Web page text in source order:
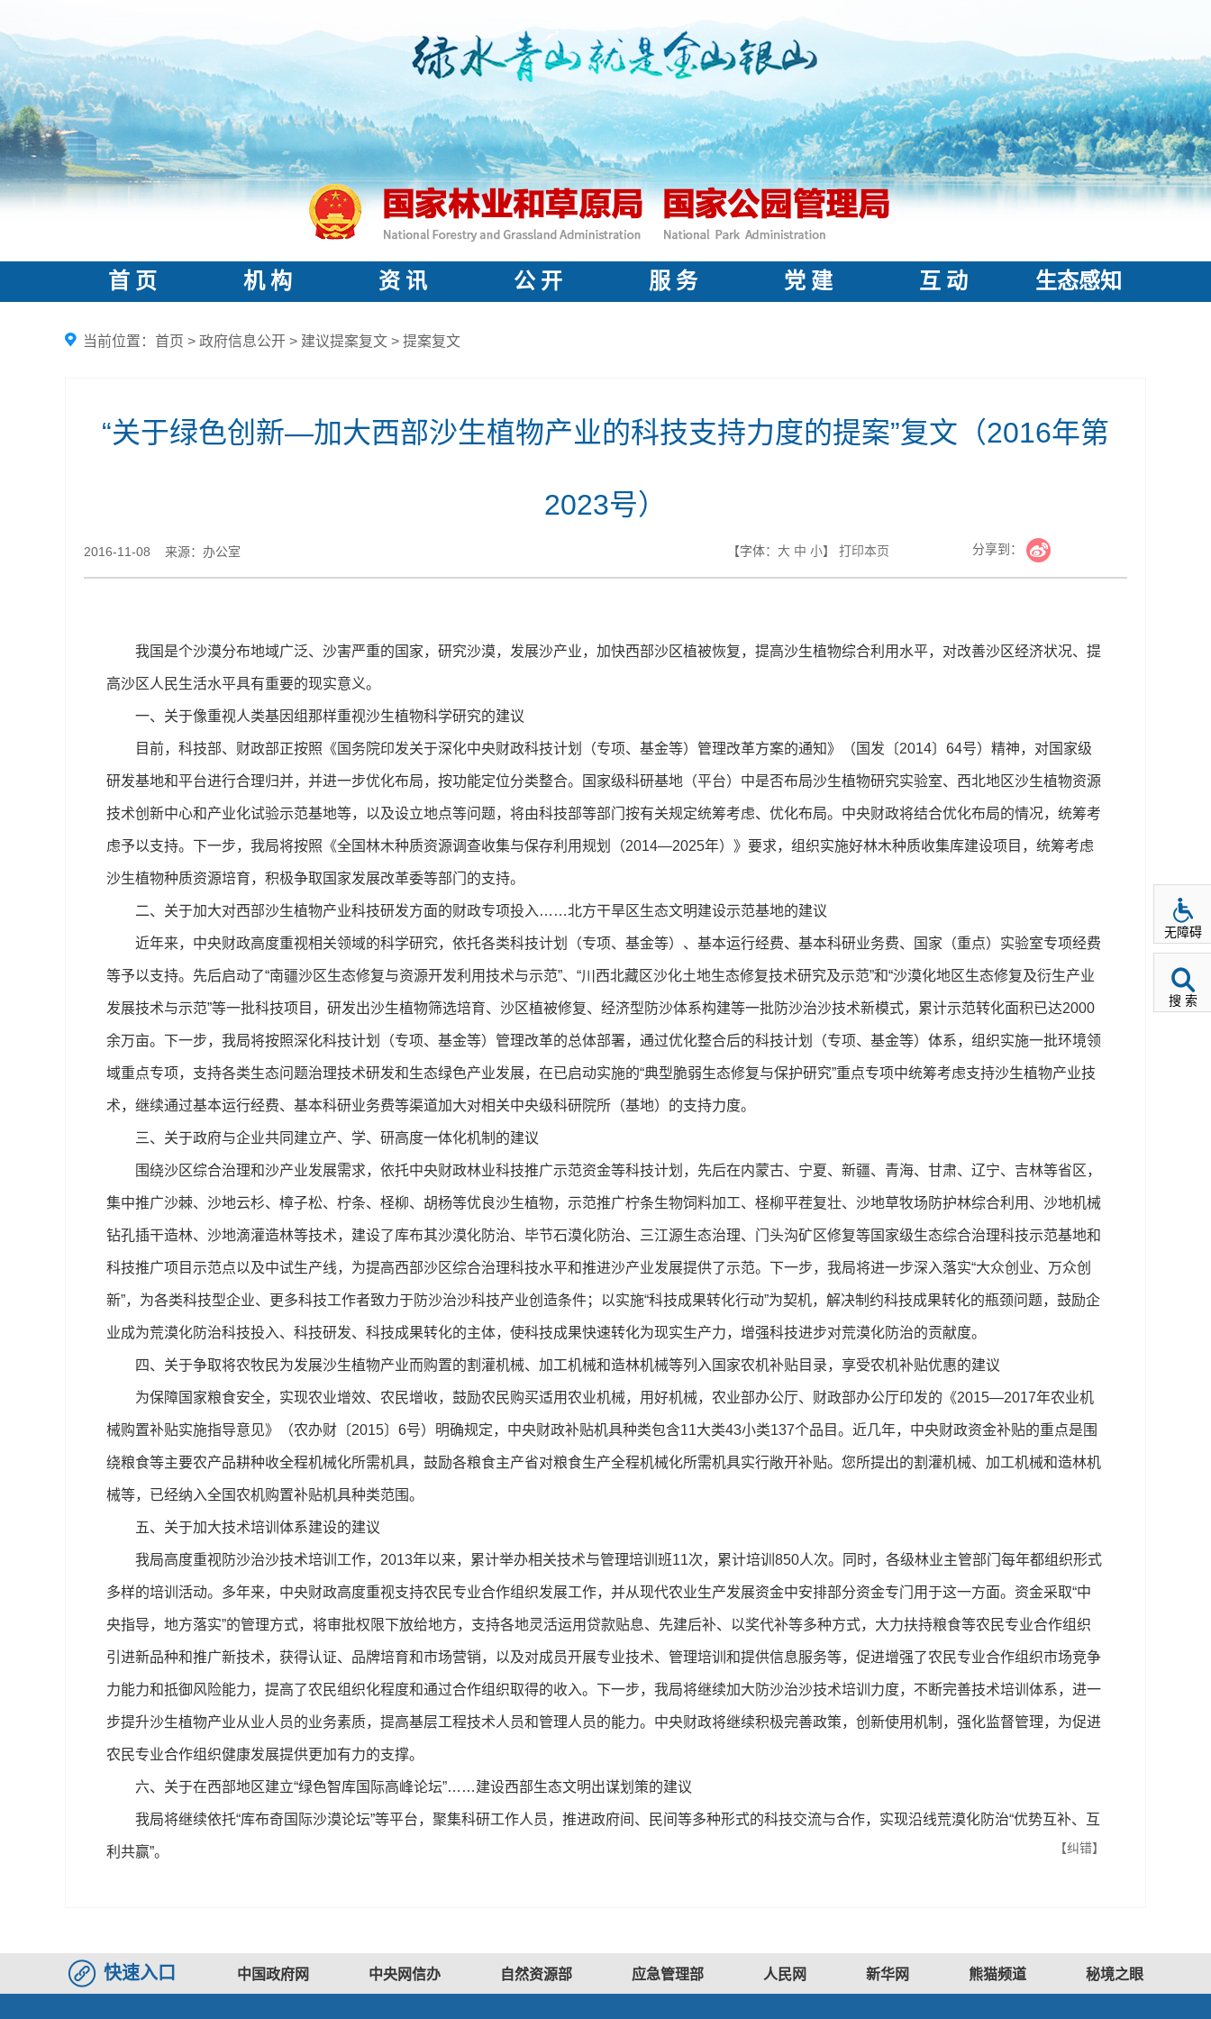
首 页 机 构 资 讯 公 开 服 务 党 建 互 动 生态感知
当前位置： 首页 > 政府信息公开 > 建议提案复文 > 提案复文
“关于绿色创新—加大西部沙生植物产业的科技支持力度的提案”复文（2016年第
2023号）
2016-11-08 来源：办公室 【字体： 大 中 小】 打印本页 分享到：
我国是个沙漠分布地域广泛、沙害严重的国家，研究沙漠，发展沙产业，加快西部沙区植被恢复，提高沙生植物综合利用水平，对改善沙区经济状况、提
高沙区人民生活水平具有重要的现实意义。
一、关于像重视人类基因组那样重视沙生植物科学研究的建议
目前，科技部、财政部正按照《国务院印发关于深化中央财政科技计划（专项、基金等）管理改革方案的通知》（国发〔2014〕64号）精神，对国家级
研发基地和平台进行合理归并，并进一步优化布局，按功能定位分类整合。国家级科研基地（平台）中是否布局沙生植物研究实验室、西北地区沙生植物资源
技术创新中心和产业化试验示范基地等，以及设立地点等问题，将由科技部等部门按有关规定统筹考虑、优化布局。中央财政将结合优化布局的情况，统筹考
虑予以支持。下一步，我局将按照《全国林木种质资源调查收集与保存利用规划（2014—2025年）》要求，组织实施好林木种质收集库建设项目，统筹考虑
沙生植物种质资源培育，积极争取国家发展改革委等部门的支持。
二、关于加大对西部沙生植物产业科技研发方面的财政专项投入……北方干旱区生态文明建设示范基地的建议
近年来，中央财政高度重视相关领域的科学研究，依托各类科技计划（专项、基金等）、基本运行经费、基本科研业务费、国家（重点）实验室专项经费
等予以支持。先后启动了“南疆沙区生态修复与资源开发利用技术与示范”、“川西北藏区沙化土地生态修复技术研究及示范”和“沙漠化地区生态修复及衍生产业
发展技术与示范”等一批科技项目，研发出沙生植物筛选培育、沙区植被修复、经济型防沙体系构建等一批防沙治沙技术新模式，累计示范转化面积已达2000
余万亩。下一步，我局将按照深化科技计划（专项、基金等）管理改革的总体部署，通过优化整合后的科技计划（专项、基金等）体系，组织实施一批环境领
域重点专项，支持各类生态问题治理技术研发和生态绿色产业发展，在已启动实施的“典型脆弱生态修复与保护研究”重点专项中统筹考虑支持沙生植物产业技
术，继续通过基本运行经费、基本科研业务费等渠道加大对相关中央级科研院所（基地）的支持力度。
三、关于政府与企业共同建立产、学、研高度一体化机制的建议
围绕沙区综合治理和沙产业发展需求，依托中央财政林业科技推广示范资金等科技计划，先后在内蒙古、宁夏、新疆、青海、甘肃、辽宁、吉林等省区，
集中推广沙棘、沙地云杉、樟子松、柠条、柽柳、胡杨等优良沙生植物，示范推广柠条生物饲料加工、柽柳平茬复壮、沙地草牧场防护林综合利用、沙地机械
钻孔插干造林、沙地滴灌造林等技术，建设了库布其沙漠化防治、毕节石漠化防治、三江源生态治理、门头沟矿区修复等国家级生态综合治理科技示范基地和
科技推广项目示范点以及中试生产线，为提高西部沙区综合治理科技水平和推进沙产业发展提供了示范。下一步，我局将进一步深入落实“大众创业、万众创
新”，为各类科技型企业、更多科技工作者致力于防沙治沙科技产业创造条件；以实施“科技成果转化行动”为契机，解决制约科技成果转化的瓶颈问题，鼓励企
业成为荒漠化防治科技投入、科技研发、科技成果转化的主体，使科技成果快速转化为现实生产力，增强科技进步对荒漠化防治的贡献度。
四、关于争取将农牧民为发展沙生植物产业而购置的割灌机械、加工机械和造林机械等列入国家农机补贴目录，享受农机补贴优惠的建议
为保障国家粮食安全，实现农业增效、农民增收，鼓励农民购买适用农业机械，用好机械，农业部办公厅、财政部办公厅印发的《2015—2017年农业机
械购置补贴实施指导意见》（农办财〔2015〕6号）明确规定，中央财政补贴机具种类包含11大类43小类137个品目。近几年，中央财政资金补贴的重点是围
绕粮食等主要农产品耕种收全程机械化所需机具，鼓励各粮食主产省对粮食生产全程机械化所需机具实行敞开补贴。您所提出的割灌机械、加工机械和造林机
械等，已经纳入全国农机购置补贴机具种类范围。
五、关于加大技术培训体系建设的建议
我局高度重视防沙治沙技术培训工作，2013年以来，累计举办相关技术与管理培训班11次，累计培训850人次。同时，各级林业主管部门每年都组织形式
多样的培训活动。多年来，中央财政高度重视支持农民专业合作组织发展工作，并从现代农业生产发展资金中安排部分资金专门用于这一方面。资金采取“中
央指导，地方落实”的管理方式，将审批权限下放给地方，支持各地灵活运用贷款贴息、先建后补、以奖代补等多种方式，大力扶持粮食等农民专业合作组织
引进新品种和推广新技术，获得认证、品牌培育和市场营销，以及对成员开展专业技术、管理培训和提供信息服务等，促进增强了农民专业合作组织市场竞争
力能力和抵御风险能力，提高了农民组织化程度和通过合作组织取得的收入。下一步，我局将继续加大防沙治沙技术培训力度，不断完善技术培训体系，进一
步提升沙生植物产业从业人员的业务素质，提高基层工程技术人员和管理人员的能力。中央财政将继续积极完善政策，创新使用机制，强化监督管理，为促进
农民专业合作组织健康发展提供更加有力的支撑。
六、关于在西部地区建立“绿色智库国际高峰论坛”……建设西部生态文明出谋划策的建议
我局将继续依托“库布奇国际沙漠论坛”等平台，聚集科研工作人员，推进政府间、民间等多种形式的科技交流与合作，实现沿线荒漠化防治“优势互补、互
利共赢”。 【纠错】
快速入口 中国政府网 中央网信办 自然资源部 应急管理部 人民网 新华网 熊猫频道 秘境之眼
无障碍
搜 索